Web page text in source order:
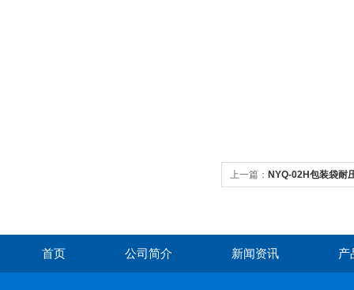
上一篇： NYQ-02H包装袋耐
首页 公司简介 新闻资讯 产